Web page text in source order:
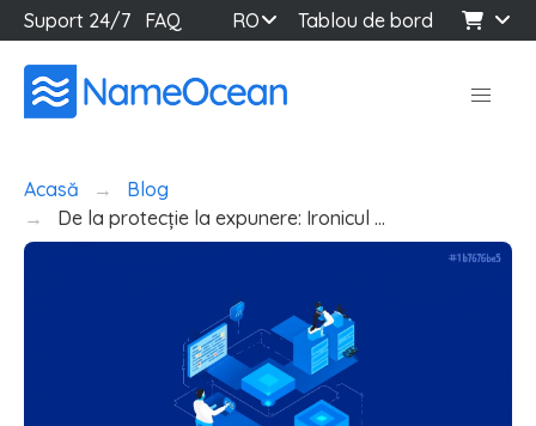
Suport 24/7 FAQ RO Tablou de bord
Acasă
Blog
De la protecție la expunere: Ironicul …